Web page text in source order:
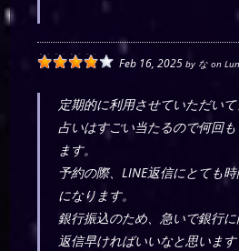
Feb 16, 2025 by な on
定期的に利用させていただいて
占いはすごい当たるので何回
ます。
予約の際、LINE返信にとても
になります。
銀行振込のため、急いで銀行
返信早ければいいなと思います